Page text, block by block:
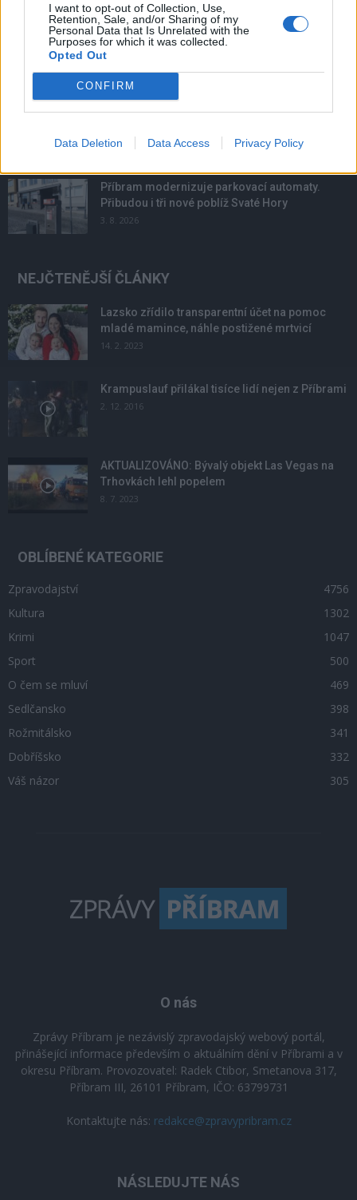
I want to opt-out of Collection, Use,
Retention, Sale, and/or Sharing of my
Personal Data that Is Unrelated with the
Purposes for which it was collected.
Opted Out
CONFIRM
Data Deletion Data Access Privacy Policy
Obděnice vzpomínaly na filmovou legendu
6. 8. 2026
Většina koupališť na Příbramsku nabízí výborné
4. 8. 2026
Příbram modernizuje parkovací automaty.
Přibudou i tři nové poblíž Svaté Hory
3. 8. 2026
NEJČTENĚJŠÍ ČLÁNKY
Lazsko zřídilo transparentní účet na pomoc
mladé mamince, náhle postižené mrtvicí
14. 2. 2023
Krampuslauf přilákal tisíce lidí nejen z Příbrami
2. 12. 2016
AKTUALIZOVÁNO: Bývalý objekt Las Vegas na
Trhovkách lehl popelem
8. 7. 2023
OBLÍBENÉ KATEGORIE
Zpravodajství
4756
Kultura
1302
Krimi
1047
Sport
500
O čem se mluví
469
Sedlčansko
398
Rožmitálsko
341
Dobříšsko
332
Váš názor
305
O nás
Zprávy Příbram je nezávislý zpravodajský webový portál,
přinášející informace především o aktuálním dění v Příbrami a v
okresu Příbram. Provozovatel: Radek Ctibor, Smetanova 317,
Příbram III, 26101 Příbram, IČO: 63799731
Kontaktujte nás: redakce@zpravypribram.cz
NÁSLEDUJTE NÁS